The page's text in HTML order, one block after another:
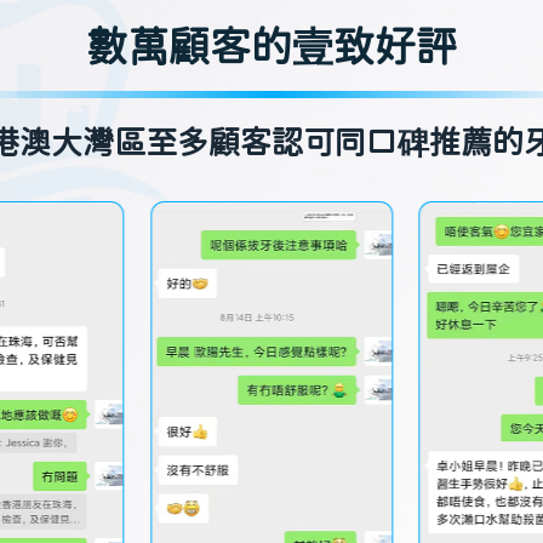
數萬顧客的壹致好評
澳大灣區至多顧客認可同口碑推薦的